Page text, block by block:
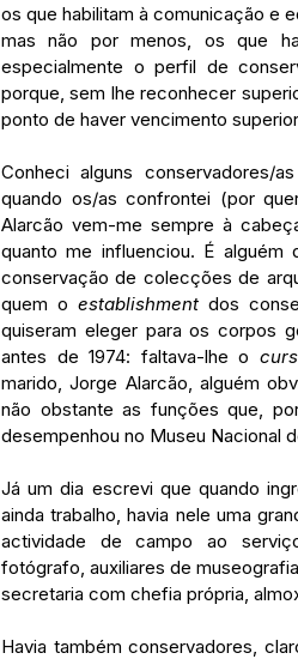
os que habilitam à comunicação e
mas não por menos, os que
especialmente o perfil de
porque, sem lhe reconhecer
ponto de haver vencimento
Conheci alguns conservadores/
quando os/as confrontei (por
Alarcão vem-me sempre à
quanto me influenciou. É
conservação de colecções de
quem o establishment dos
quiseram eleger para os corpos
antes de 1974: faltava-lhe o
marido, Jorge Alarcão, alguém
não obstante as funções que,
desempenhou no Museu Nacional
Já um dia escrevi que quando
ainda trabalho, havia nele uma
actividade de campo ao
fotógrafo, auxiliares de
secretaria com chefia própria,
Havia também conservadores,